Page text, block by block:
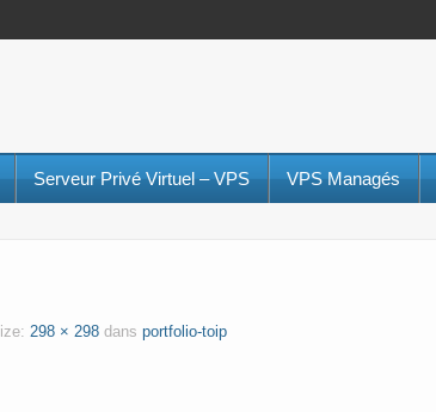
Serveur Privé Virtuel – VPS VPS Managés
298 × 298 dans portfolio-toip